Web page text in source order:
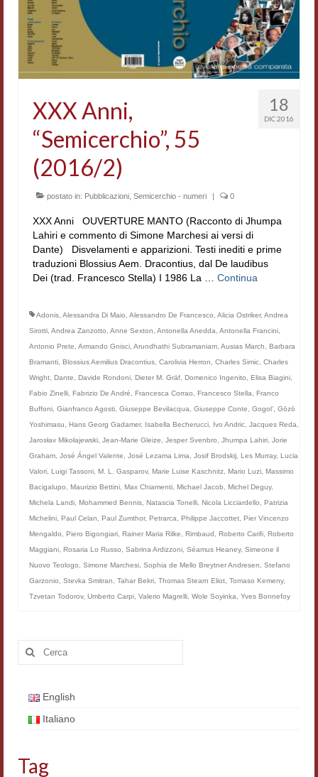
Accordi di cooperazione
Ricerca
Cultura coreana
Koreanische Literatur und Kultur
Hagiographica Coreana
Cultura medioevale
Corpus Rhythmorum Musicum
Epistolografia
Comparatistica
Filologia digitale
Lexicon
ALIM
Corpus Rhythmorum Musicum
Lo studium aretino del ‘200
DIGIMED
Eurasian Latin Archive
Rammses
LEAD
Didattica
Workshop DH
Pubblicazioni
18
DIC 2016
XXX Anni,
“Semicerchio”, 55
(2016/2)
postato in: Pubblicazioni Semicerchio - numeri 0
XXX Anni OUVERTURE MANTO (Racconto di Jhumpa
Lahiri e commento di Simone Marchesi ai versi di
Dante) Disvelamenti e apparizioni. Testi inediti e prime
traduzioni Blossius Aem. Dracontius, dal De laudibus
Dei (trad. Francesco Stella) I 1986 La … Continua
Adonis, Alessandra Di Maio, Alessandro De Francesco, Alicia Ostriker, Andrea
Sirotti, Andrea Zanzotto, Anne Sexton, Antonella Anedda, Antonella Francini,
Antonio Prete, Armando Gnisci, Arundhathi Subramaniam, Ausias March, Barbara
Bramanti, Blossius Aemilius Dracontius, Carolivia Herron, Charles Simic, Charles
Wright, Dante, Davide Rondoni, Dieter M. Gräf, Domenico Ingenito, Elisa Biagini,
Fabio Zinelli, Fabrizio De André, Francesca Corrao, Francesco Stella, Franco
Buffoni, Gianfranco Agosti, Giuseppe Bevilacqua, Giuseppe Conte, Gogol’, Gōzō
Yoshimasu, Hans Georg Gadamer, Isabella Becherucci, Ivo Andric, Jacques Reda,
Jarosłav Mikołajewski, Jean-Marie Gleize, Jesper Svenbro, Jhumpa Lahiri, Jorie
Graham, José Ángel Valente, José Lezama Lima, Josif Brodskij, Les Murray, Lucia
Valori, Luigi Tassoni, M. L. Gasparov, Marie Luise Kaschnitz, Mario Luzi, Massimo
Bacigalupo, Maurizio Bettini, Max Chiamenti, Michael Jacob, Michel Deguy,
Michela Landi, Mohammed Bennis, Natascia Tonelli, Nicola Licciardello, Patrizia
Michelini, Paul Celan, Paul Zumthor, Petrarca, Philippe Jaccottet, Pier Vincenzo
Mengaldo, Piero Bigongiari, Rainer Maria Rilke, Rimbaud, Roberto Carifi, Roberto
Maggiani, Rosaria Lo Russo, Sabrina Ardizzoni, Séamus Heaney, Simeone il
Nuovo Teologo, Simone Marchesi, Sophia de Mello Breytner Andresen, Stefano
Garzonio, Stevka Smitran, Tahar Bekri, Thomas Stearn Eliot, Tomaso Kemeny,
Tzvetan Todorov, Umberto Carpi, Valerio Magrelli, Wole Soyinka, Yves Bonnefoy
Cerca:
English
Italiano
Tag